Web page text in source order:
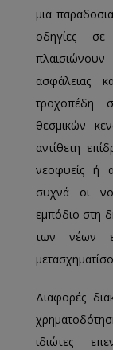
μια
οδηγίες
ασφάλειας
τροχοπέδη
θεσμικών
αντίθετη
νεοφυείς ή
συχνά οι
εμπόδιο στη
των νέων
Διαφορές
ιδιώτες